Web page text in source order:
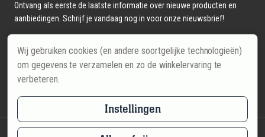
Ontvang als eerste de laatste informatie over nieuwe producten en
aanbiedingen. Schrijf je vandaag nog in voor onze nieuwsbrief!
Email
Inschrijven
Wij gebruiken cookies (en andere soortgelijke technologieën)
om gegevens te verzamelen en zo de winkelervaring te
verbeteren.
Instellingen